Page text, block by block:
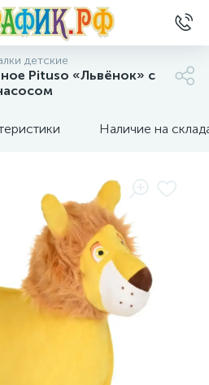
детские
Pituso «Львёнок» с
Наличие на